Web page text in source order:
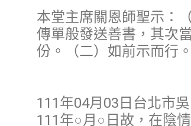
本堂主席關恩師聖示：
傳單般發送善書，其次
份。（二）如前示而行。
111年04月03日台北市
111年○月○日故，在陰